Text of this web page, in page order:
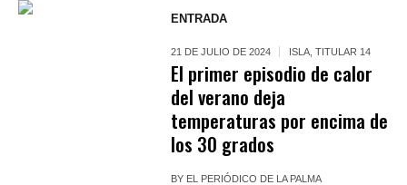
ENTRADA
21 DE JULIO DE 2024 ISLA ,TITULAR 14
El primer episodio de calor
del verano deja
temperaturas por encima de
los 30 grados
BY EL PERIÓDICO DE LA PALMA